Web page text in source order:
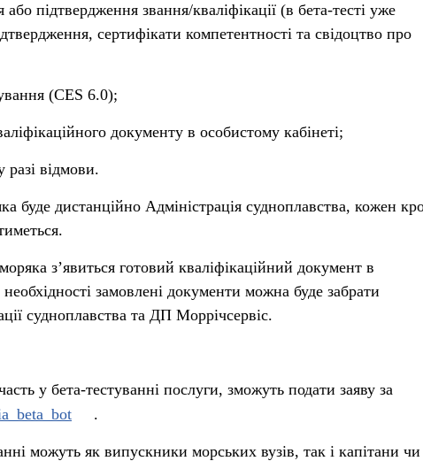
підтвердження звання/кваліфікації (в бета-тесті уже
сертифікати компетентності та свідоцтво про
(CES 6.0);
документу в особистому кабінеті;
разі відмови.
буде дистанційно Адміністрація судноплавства, кожен
зʼявиться готовий кваліфікаційний документ в
замовлені документи можна буде забрати
судноплавства та ДП Моррічсервіс.
у бета-тестуванні послуги, зможуть подати заяву за
.
можуть як випускники морських вузів, так і капітани чи